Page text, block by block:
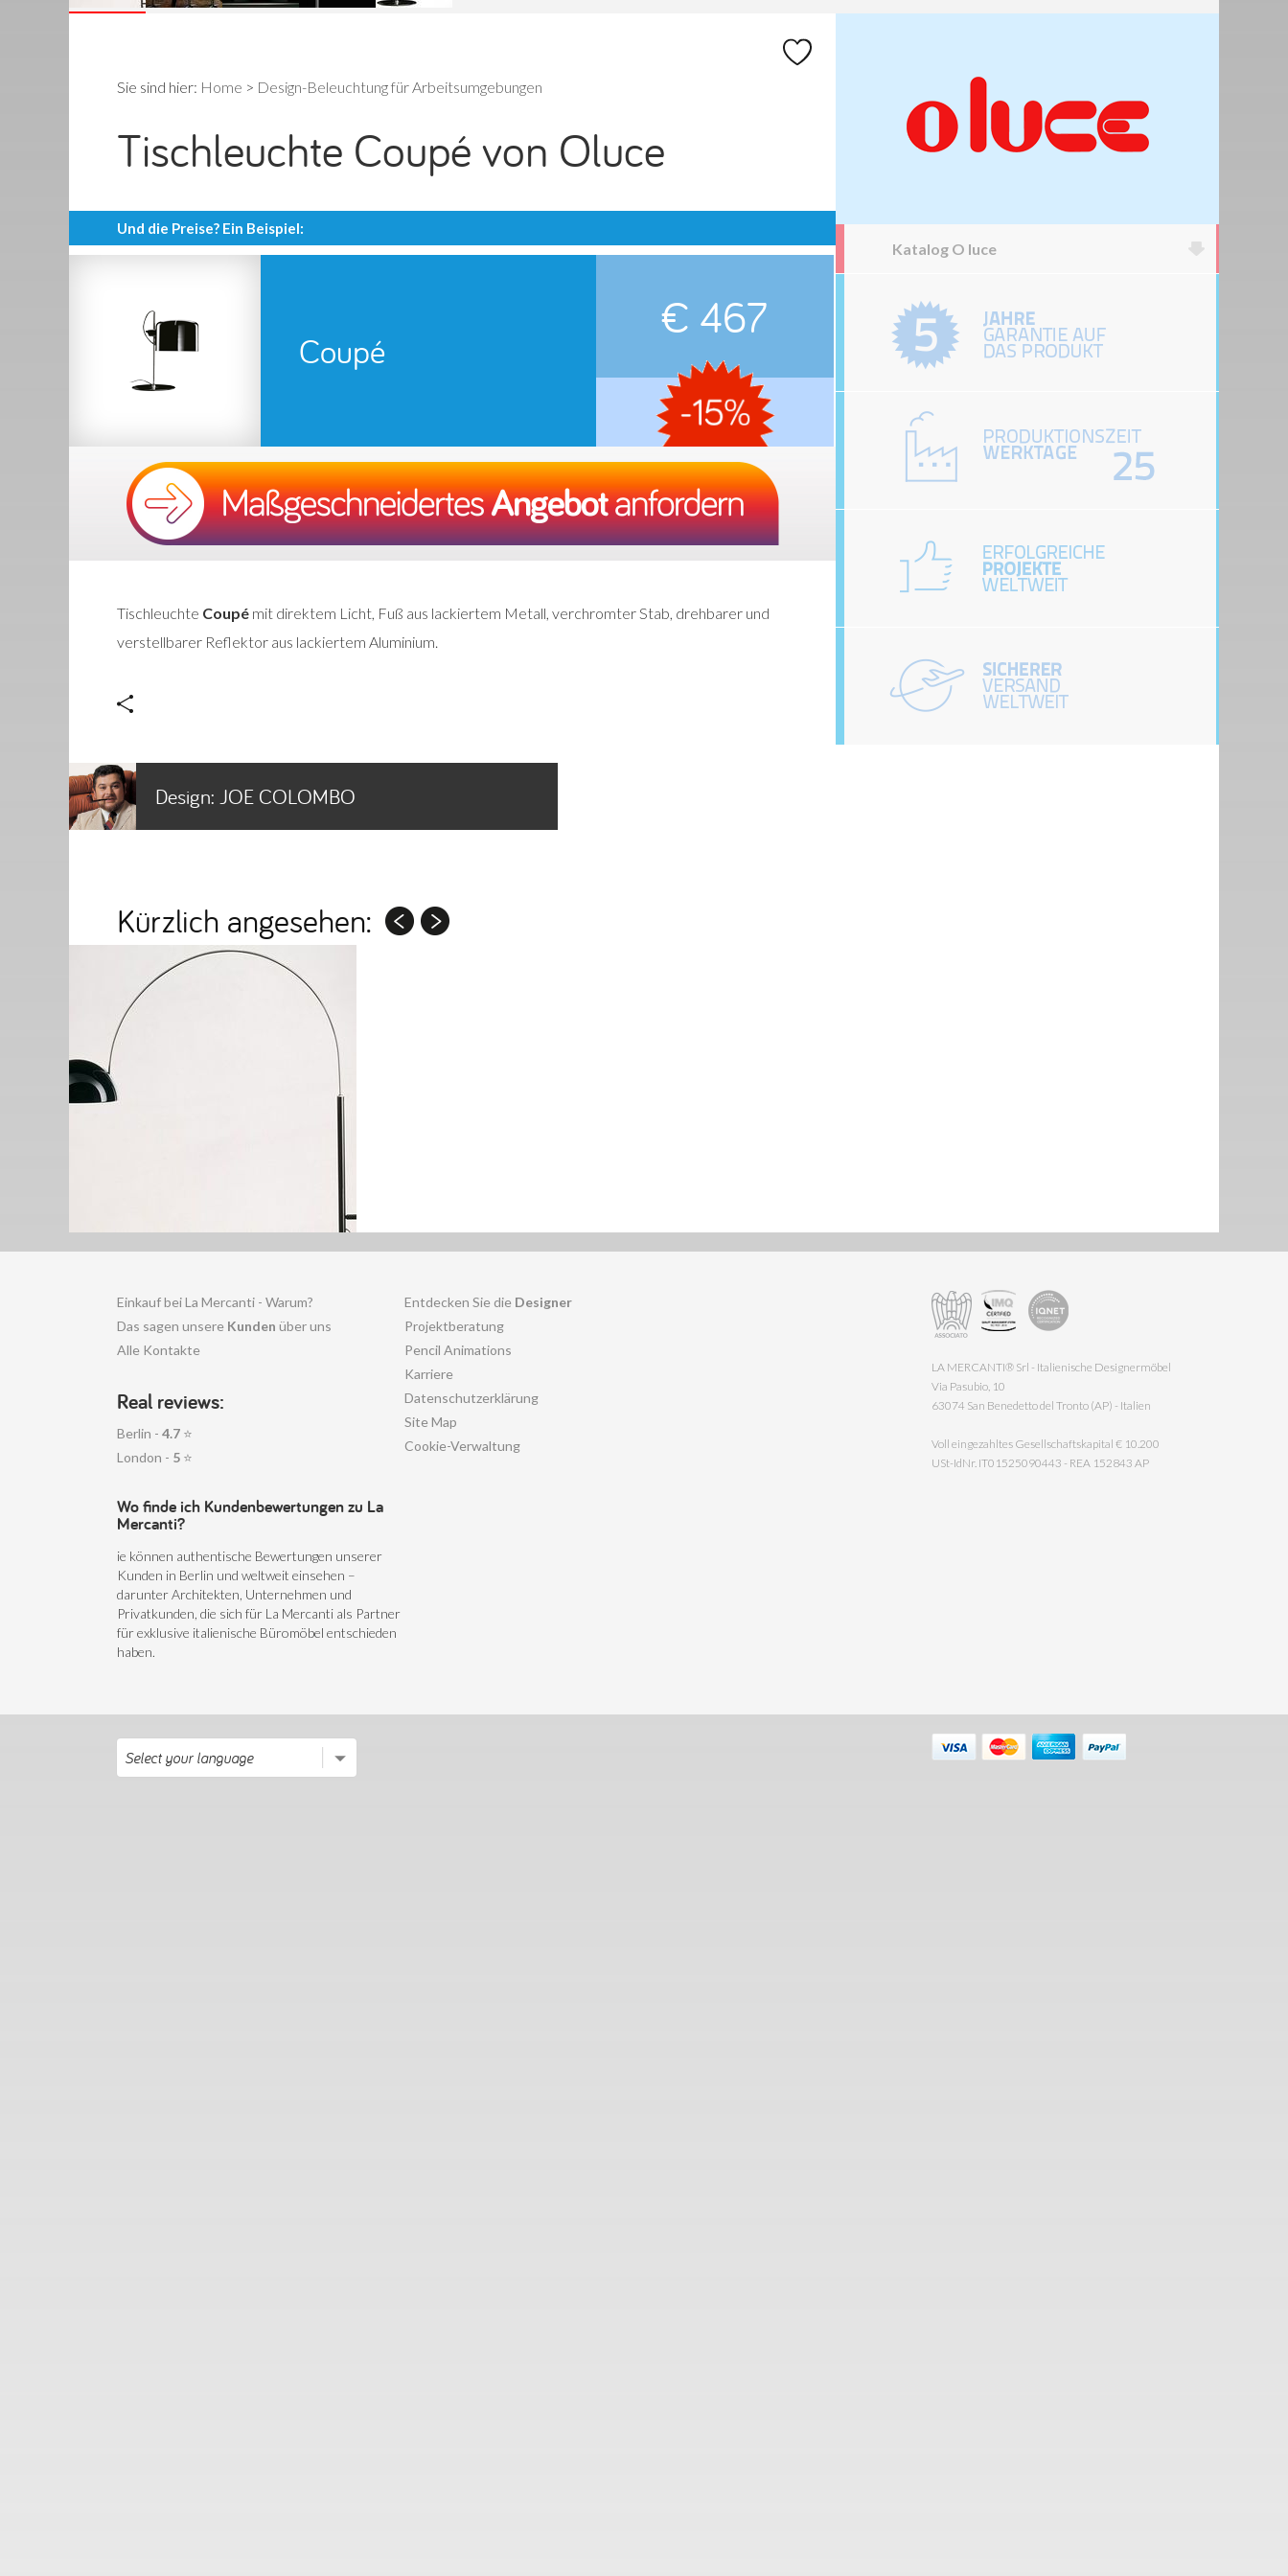
Sie sind hier: Home > Design-Beleuchtung für Arbeitsumgebungen
Tischleuchte Coupé von Oluce
Und die Preise? Ein Beispiel:
Coupé
€ 467
Tischleuchte Coupé mit direktem Licht, Fuß aus lackiertem Metall, verchromter Stab, drehbarer und
verstellbarer Reflektor aus lackiertem Aluminium.
Design: JOE COLOMBO
Katalog O luce
Kürzlich angesehen:
Einkauf bei La Mercanti - Warum?
Das sagen unsere Kunden über uns
Alle Kontakte
Real reviews:
Berlin - 4.7 ⭐
London - 5 ⭐
Wo finde ich Kundenbewertungen zu La
Mercanti?
ie können authentische Bewertungen unserer
Kunden in Berlin und weltweit einsehen –
darunter Architekten, Unternehmen und
Privatkunden, die sich für La Mercanti als Partner
für exklusive italienische Büromöbel entschieden
haben.
Entdecken Sie die Designer
Projektberatung
Pencil Animations
Karriere
Datenschutzerklärung
Site Map
Cookie-Verwaltung
LA MERCANTI® Srl - Italienische Designermöbel
Via Pasubio, 10
63074 San Benedetto del Tronto (AP) - Italien
Voll eingezahltes Gesellschaftskapital € 10.200
USt-IdNr. IT01525090443 - REA 152843 AP